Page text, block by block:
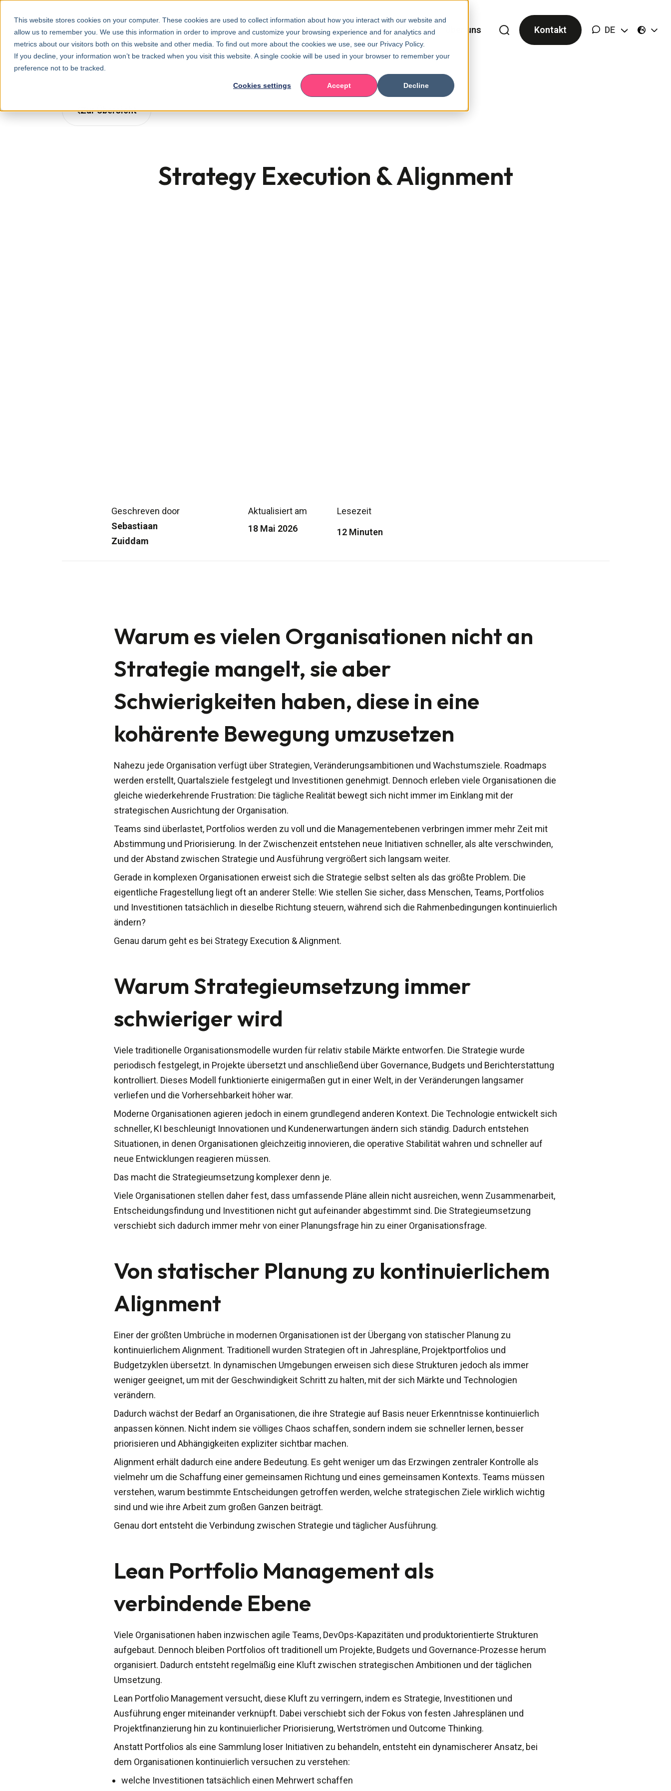
This website stores cookies on your computer. These cookies are used to collect information about how you interact with our website and
allow us to remember you. We use this information in order to improve and customize your browsing experience and for analytics and
metrics about our visitors both on this website and other media. To find out more about the cookies we use, see our Privacy Policy.
If you decline, your information won’t be tracked when you visit this website. A single cookie will be used in your browser to remember your
preference not to be tracked.
Cookies settings Accept Decline
Community Trainings Fachartikel Über uns Kontakt DE
Zur Übersicht
Strategy Execution & Alignment
Geschreven door
Sebastiaan
Zuiddam
Aktualisiert am
18 Mai 2026
Lesezeit
12 Minuten
Warum es vielen Organisationen nicht an
Strategie mangelt, sie aber
Schwierigkeiten haben, diese in eine
kohärente Bewegung umzusetzen
Nahezu jede Organisation verfügt über Strategien, Veränderungsambitionen und Wachstumsziele. Roadmaps
werden erstellt, Quartalsziele festgelegt und Investitionen genehmigt. Dennoch erleben viele Organisationen die
gleiche wiederkehrende Frustration: Die tägliche Realität bewegt sich nicht immer im Einklang mit der
strategischen Ausrichtung der Organisation.
Teams sind überlastet, Portfolios werden zu voll und die Managementebenen verbringen immer mehr Zeit mit
Abstimmung und Priorisierung. In der Zwischenzeit entstehen neue Initiativen schneller, als alte verschwinden,
und der Abstand zwischen Strategie und Ausführung vergrößert sich langsam weiter.
Gerade in komplexen Organisationen erweist sich die Strategie selbst selten als das größte Problem. Die
eigentliche Fragestellung liegt oft an anderer Stelle: Wie stellen Sie sicher, dass Menschen, Teams, Portfolios
und Investitionen tatsächlich in dieselbe Richtung steuern, während sich die Rahmenbedingungen kontinuierlich
ändern?
Genau darum geht es bei Strategy Execution & Alignment.
Warum Strategieumsetzung immer
schwieriger wird
Viele traditionelle Organisationsmodelle wurden für relativ stabile Märkte entworfen. Die Strategie wurde
periodisch festgelegt, in Projekte übersetzt und anschließend über Governance, Budgets und Berichterstattung
kontrolliert. Dieses Modell funktionierte einigermaßen gut in einer Welt, in der Veränderungen langsamer
verliefen und die Vorhersehbarkeit höher war.
Moderne Organisationen agieren jedoch in einem grundlegend anderen Kontext. Die Technologie entwickelt sich
schneller, KI beschleunigt Innovationen und Kundenerwartungen ändern sich ständig. Dadurch entstehen
Situationen, in denen Organisationen gleichzeitig innovieren, die operative Stabilität wahren und schneller auf
neue Entwicklungen reagieren müssen.
Das macht die Strategieumsetzung komplexer denn je.
Viele Organisationen stellen daher fest, dass umfassende Pläne allein nicht ausreichen, wenn Zusammenarbeit,
Entscheidungsfindung und Investitionen nicht gut aufeinander abgestimmt sind. Die Strategieumsetzung
verschiebt sich dadurch immer mehr von einer Planungsfrage hin zu einer Organisationsfrage.
Von statischer Planung zu kontinuierlichem
Alignment
Einer der größten Umbrüche in modernen Organisationen ist der Übergang von statischer Planung zu
kontinuierlichem Alignment. Traditionell wurden Strategien oft in Jahrespläne, Projektportfolios und
Budgetzyklen übersetzt. In dynamischen Umgebungen erweisen sich diese Strukturen jedoch als immer
weniger geeignet, um mit der Geschwindigkeit Schritt zu halten, mit der sich Märkte und Technologien
verändern.
Dadurch wächst der Bedarf an Organisationen, die ihre Strategie auf Basis neuer Erkenntnisse kontinuierlich
anpassen können. Nicht indem sie völliges Chaos schaffen, sondern indem sie schneller lernen, besser
priorisieren und Abhängigkeiten expliziter sichtbar machen.
Alignment erhält dadurch eine andere Bedeutung. Es geht weniger um das Erzwingen zentraler Kontrolle als
vielmehr um die Schaffung einer gemeinsamen Richtung und eines gemeinsamen Kontexts. Teams müssen
verstehen, warum bestimmte Entscheidungen getroffen werden, welche strategischen Ziele wirklich wichtig
sind und wie ihre Arbeit zum großen Ganzen beiträgt.
Genau dort entsteht die Verbindung zwischen Strategie und täglicher Ausführung.
Lean Portfolio Management als
verbindende Ebene
Viele Organisationen haben inzwischen agile Teams, DevOps-Kapazitäten und produktorientierte Strukturen
aufgebaut. Dennoch bleiben Portfolios oft traditionell um Projekte, Budgets und Governance-Prozesse herum
organisiert. Dadurch entsteht regelmäßig eine Kluft zwischen strategischen Ambitionen und der täglichen
Umsetzung.
Lean Portfolio Management versucht, diese Kluft zu verringern, indem es Strategie, Investitionen und
Ausführung enger miteinander verknüpft. Dabei verschiebt sich der Fokus von festen Jahresplänen und
Projektfinanzierung hin zu kontinuierlicher Priorisierung, Wertströmen und Outcome Thinking.
Anstatt Portfolios als eine Sammlung loser Initiativen zu behandeln, entsteht ein dynamischerer Ansatz, bei
dem Organisationen kontinuierlich versuchen zu verstehen:
welche Investitionen tatsächlich einen Mehrwert schaffen